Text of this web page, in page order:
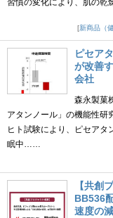
習慣の変化により、肌の
新商品（健
ピセア
が改善
会社
森永製菓
アタンノール」の機能性研
ヒト試験により、ピセアタ
眠中……
【共創
BB536
速度の